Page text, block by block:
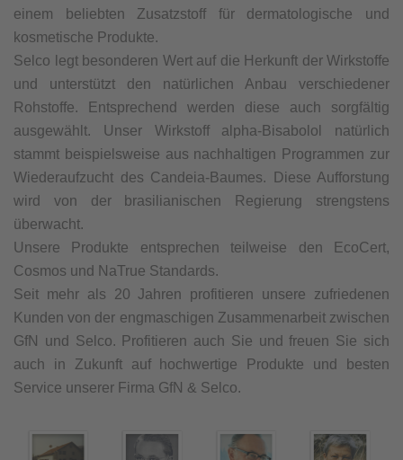
einem beliebten Zusatzstoff für dermatologische und
kosmetische Produkte.
Selco legt besonderen Wert auf die Herkunft der Wirkstoffe
und unterstützt den natürlichen Anbau verschiedener
Rohstoffe. Entsprechend werden diese auch sorgfältig
ausgewählt. Unser Wirkstoff alpha-Bisabolol natürlich
stammt beispielsweise aus nachhaltigen Programmen zur
Wiederaufzucht des Candeia-Baumes. Diese Aufforstung
wird von der brasilianischen Regierung strengstens
überwacht.
Unsere Produkte entsprechen teilweise den EcoCert,
Cosmos und NaTrue Standards.
Seit mehr als 20 Jahren profitieren unsere zufriedenen
Kunden von der engmaschigen Zusammenarbeit zwischen
GfN und Selco. Profitieren auch Sie und freuen Sie sich
auch in Zukunft auf hochwertige Produkte und besten
Service unserer Firma GfN & Selco.